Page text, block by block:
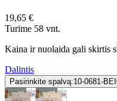
19,65 €
Turime 58 vnt.
Kaina ir nuolaida gali skirtis
Dalintis
Pasirinkite spalvą:10-0681-